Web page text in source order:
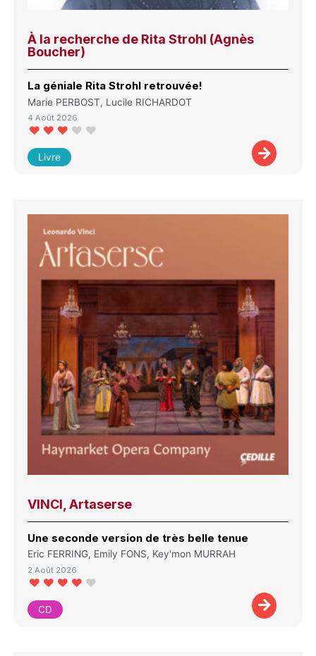
À la recherche de Rita Strohl (Agnès
Boucher)
La géniale Rita Strohl retrouvée!
Marie PERBOST, Lucile RICHARDOT
4 Août 2026
Livre
VINCI, Artaserse
Une seconde version de très belle tenue
Eric FERRING, Emily FONS, Key'mon MURRAH
2 Août 2026
CD